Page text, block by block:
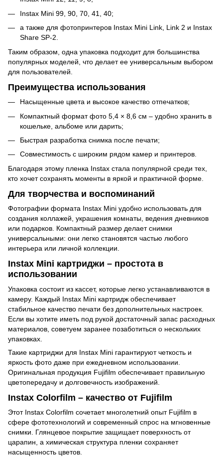
Instax Mini 99, 90, 70, 41, 40;
а также для фотопринтеров Instax Mini Link, Link 2 и Instax
Share SP-2.
Таким образом, одна упаковка подходит для большинства
популярных моделей, что делает ее универсальным выбором
для пользователей.
Преимущества использования
Насыщенные цвета и высокое качество отпечатков;
Компактный формат фото 5,4 × 8,6 см – удобно хранить в
кошельке, альбоме или дарить;
Быстрая разработка снимка после печати;
Совместимость с широким рядом камер и принтеров.
Благодаря этому пленка Instax стала популярной среди тех,
кто хочет сохранять моменты в яркой и практичной форме.
Для творчества и воспоминаний
Фотографии формата Instax Mini удобно использовать для
создания коллажей, украшения комнаты, ведения дневников
или подарков. Компактный размер делает снимки
универсальными: они легко становятся частью любого
интерьера или личной коллекции.
Instax Mini картриджи – простота в
использовании
Упаковка состоит из кассет, которые легко устанавливаются в
камеру. Каждый Instax Mini картридж обеспечивает
стабильное качество печати без дополнительных настроек.
Если вы хотите иметь под рукой достаточный запас расходных
материалов, советуем заранее позаботиться о нескольких
упаковках.
Такие картриджи для Instax Mini гарантируют четкость и
яркость фото даже при ежедневном использовании.
Оригинальная продукция Fujifilm обеспечивает правильную
цветопередачу и долговечность изображений.
Instax Colorfilm – качество от Fujifilm
Этот Instax Colorfilm сочетает многолетний опыт Fujifilm в
сфере фототехнологий и современный спрос на мгновенные
снимки. Глянцевое покрытие защищает поверхность от
царапин, а химическая структура пленки сохраняет
насыщенность цветов.